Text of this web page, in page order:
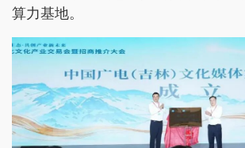
算力基地。